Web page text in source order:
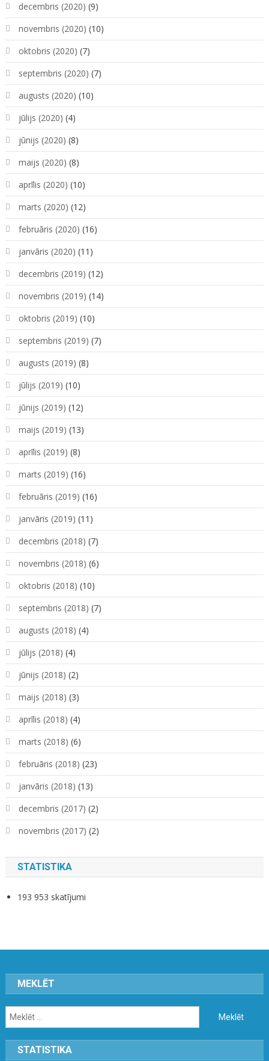
decembris (2020) (9)
novembris (2020) (10)
oktobris (2020) (7)
septembris (2020) (7)
augusts (2020) (10)
jūlijs (2020) (4)
jūnijs (2020) (8)
maijs (2020) (8)
aprīlis (2020) (10)
marts (2020) (12)
februāris (2020) (16)
janvāris (2020) (11)
decembris (2019) (12)
novembris (2019) (14)
oktobris (2019) (10)
septembris (2019) (7)
augusts (2019) (8)
jūlijs (2019) (10)
jūnijs (2019) (12)
maijs (2019) (13)
aprīlis (2019) (8)
marts (2019) (16)
februāris (2019) (16)
janvāris (2019) (11)
decembris (2018) (7)
novembris (2018) (6)
oktobris (2018) (10)
septembris (2018) (7)
augusts (2018) (4)
jūlijs (2018) (4)
jūnijs (2018) (2)
maijs (2018) (3)
aprīlis (2018) (4)
marts (2018) (6)
februāris (2018) (23)
janvāris (2018) (13)
decembris (2017) (2)
novembris (2017) (2)
STATISTIKA
193 953 skatījumi
MEKLĒT
Meklēt:
STATISTIKA